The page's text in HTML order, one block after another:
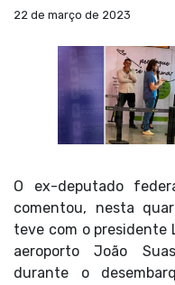
22 de março de 2023
O ex-deputado
comentou, nesta
teve com o presidente
aeroporto João
durante o